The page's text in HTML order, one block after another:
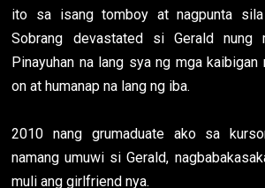
ito sa isang tomboy at nagpunta
Sobrang devastated si Gerald nung
Pinayuhan na lang sya ng mga kaibigan
on at humanap na lang ng iba.
2010 nang grumaduate ako sa
namang umuwi si Gerald,
muli ang girlfriend nya.